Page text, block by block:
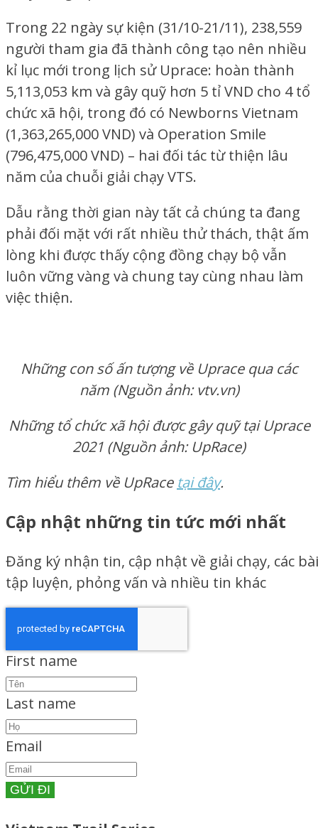
Trong 22 ngày sự kiện (31/10-21/11), 238,559
người tham gia đã thành công tạo nên nhiều
kỉ lục mới trong lịch sử Uprace: hoàn thành
5,113,053 km và gây quỹ hơn 5 tỉ VND cho 4 tổ
chức xã hội, trong đó có Newborns Vietnam
(1,363,265,000 VND) và Operation Smile
(796,475,000 VND) – hai đối tác từ thiện lâu
năm của chuỗi giải chạy VTS.
Dẫu rằng thời gian này tất cả chúng ta đang
phải đối mặt với rất nhiều thử thách, thật ấm
lòng khi được thấy cộng đồng chạy bộ vẫn
luôn vững vàng và chung tay cùng nhau làm
việc thiện.
Những con số ấn tượng về Uprace qua các
năm (Nguồn ảnh: vtv.vn)
Những tổ chức xã hội được gây quỹ tại Uprace
2021 (Nguồn ảnh: UpRace)
Tìm hiểu thêm về UpRace tại đây.
Cập nhật những tin tức mới nhất
Đăng ký nhận tin, cập nhật về giải chạy, các bài
tập luyện, phỏng vấn và nhiều tin khác
First name
Last name
Email